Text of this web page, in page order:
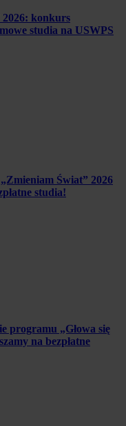
konkurs
studia na USWPS
Świat” 2026
studia!
programu „Głowa się
na bezpłatne